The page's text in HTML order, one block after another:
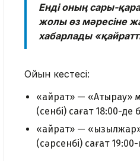
Енді оның сары-
жолы өз мәресіне
хабарлады
Ойын кестесі:
«Қайрат» — «Атырау»
(сенбі) сағат 18:00-де
«Қайрат» —
(сәрсенбі) сағат